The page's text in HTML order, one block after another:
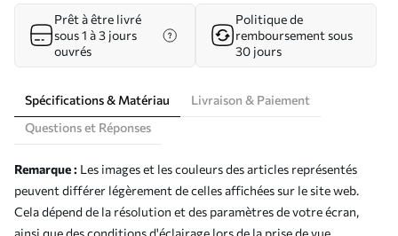
Prêt à être livré
sous 1 à 3 jours
ouvrés
Politique de
remboursement sous
30 jours
Spécifications & Matériau
Livraison & Paiement
Questions et Réponses
Remarque : Les images et les couleurs des articles représentés
peuvent différer légèrement de celles affichées sur le site web.
Cela dépend de la résolution et des paramètres de votre écran,
ainsi que des conditions d'éclairage lors de la prise de vue.